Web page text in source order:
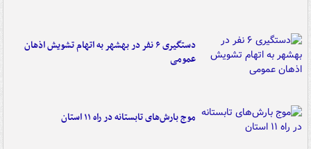
دستگیری ۶ نفر در بهشهر به اتهام تشویش اذهان
عمومی
موج بارش‌های تابستانه در راه ۱۱ استان